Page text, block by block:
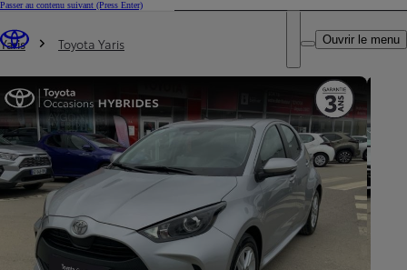
Passer au contenu suivant (Press Enter)
Trouvez un partenaire Toyota
DEALER NAME
Ouvrir le menu
Vous êtes ici
Yaris Toyota Yaris